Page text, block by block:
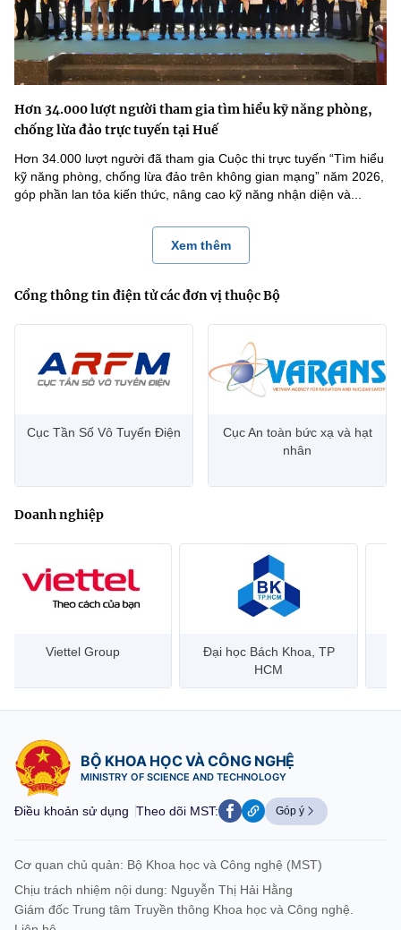
Hơn 34.000 lượt người tham gia tìm hiểu kỹ năng phòng,
chống lừa đảo trực tuyến tại Huế
Hơn 34.000 lượt người đã tham gia Cuộc thi trực tuyến “Tìm hiểu
kỹ năng phòng, chống lừa đảo trên không gian mạng” năm 2026,
góp phần lan tỏa kiến thức, nâng cao kỹ năng nhận diện và...
Xem thêm
Cổng thông tin điện tử các đơn vị thuộc Bộ
Cục Tần Số Vô Tuyến Điện
Cục An toàn bức xạ và hạt
nhân
Doanh nghiệp
Đại học Bách Khoa, TP
Bưu điện Việt Nam –
Vietnam Post
BỘ KHOA HỌC VÀ CÔNG NGHỆ
MINISTRY OF SCIENCE AND TECHNOLOGY
Điều khoản sử dụng Theo dõi MST: Góp ý
Cơ quan chủ quản: Bộ Khoa học và Công nghệ (MST)
Chịu trách nhiệm nội dung: Nguyễn Thị Hải Hằng
Giám đốc Trung tâm Truyền thông Khoa học và Công nghệ.